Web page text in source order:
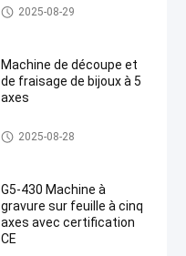
Five Axis Jewelry Carving Mac
hine
2025-08-29
Machine de découpe et
de fraisage de bijoux à 5
axes
Five Axis Jewelry Carving Mac
hine
2025-08-28
G5-430 Machine à
gravure sur feuille à cinq
axes avec certification
CE